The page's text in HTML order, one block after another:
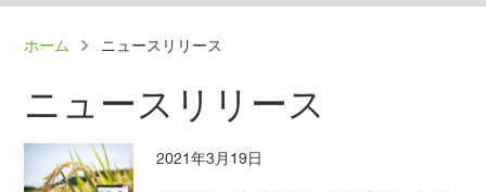
パ
く
ホーム ニュースリリース
ニュースリリース
2021年3月19日